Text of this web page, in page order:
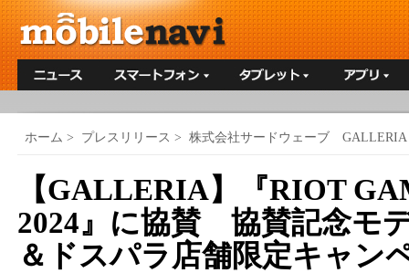
ホーム > プレスリリース > 株式会社サードウェーブ GALLERIA
【GALLERIA】『RIOT
2024』に協賛 協賛記念モ
＆ドスパラ店舗限定キャン